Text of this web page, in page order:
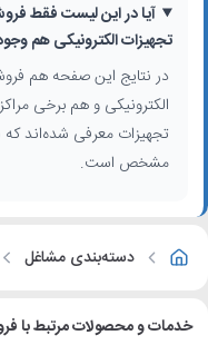
خرید تلفنی یا اینترنتی
چند فروشگاه در یک محدوده،
پس از فروش را بهتر ارزیابی
تجهیزات الکترونیک در تهران
آیا در این لیست فقط
تجهیزات الکترونیکی هم
در نتایج این صفحه هم
الکترونیکی و هم برخی
تجهیزات معرفی شده‌اند
مشخص است.
دسته‌بندی مشاغل
خدمات و محصولات مرتبط با